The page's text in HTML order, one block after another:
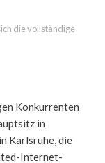
die vollständige
Konkurrenten
in
Karlsruhe, die
Internet-